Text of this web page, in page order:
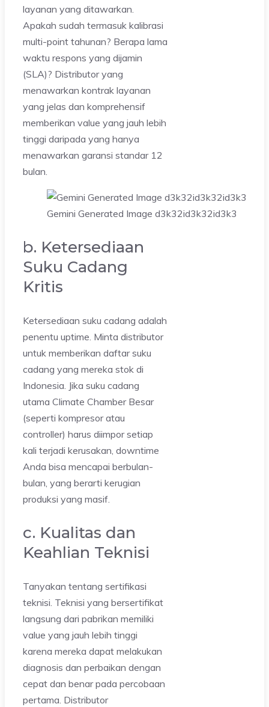
layanan yang ditawarkan.
Apakah sudah termasuk kalibrasi
multi-point tahunan? Berapa lama
waktu respons yang dijamin
(SLA)? Distributor yang
menawarkan kontrak layanan
yang jelas dan komprehensif
memberikan value yang jauh lebih
tinggi daripada yang hanya
menawarkan garansi standar 12
bulan.
Gemini Generated Image d3k32id3k32id3k3
b. Ketersediaan
Suku Cadang
Kritis
Ketersediaan suku cadang adalah
penentu uptime. Minta distributor
untuk memberikan daftar suku
cadang yang mereka stok di
Indonesia. Jika suku cadang
utama Climate Chamber Besar
(seperti kompresor atau
controller) harus diimpor setiap
kali terjadi kerusakan, downtime
Anda bisa mencapai berbulan-
bulan, yang berarti kerugian
produksi yang masif.
c. Kualitas dan
Keahlian Teknisi
Tanyakan tentang sertifikasi
teknisi. Teknisi yang bersertifikat
langsung dari pabrikan memiliki
value yang jauh lebih tinggi
karena mereka dapat melakukan
diagnosis dan perbaikan dengan
cepat dan benar pada percobaan
pertama. Distributor